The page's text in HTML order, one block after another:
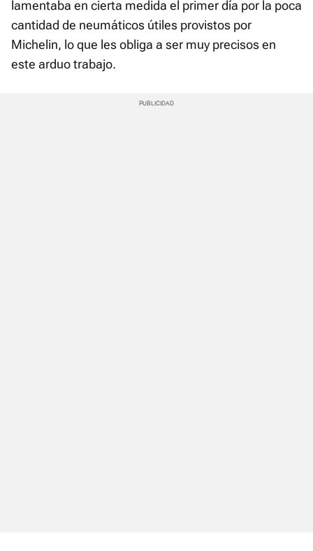
lamentaba en cierta medida el primer día por la poca
cantidad de neumáticos útiles provistos por
Michelin, lo que les obliga a ser muy precisos en
este arduo trabajo.